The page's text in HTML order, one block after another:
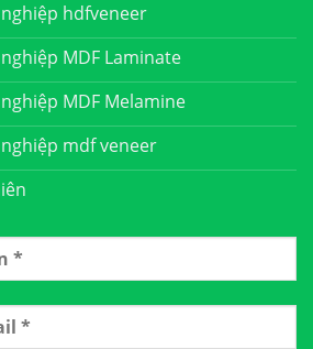
hdfveneer
MDF Laminate
MDF Melamine
mdf veneer